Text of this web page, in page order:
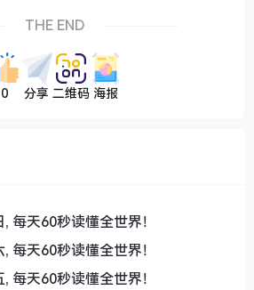
THE END
0 分享 二维码 海报
每天60秒读懂全世界！
每天60秒读懂全世界！
每天60秒读懂全世界！